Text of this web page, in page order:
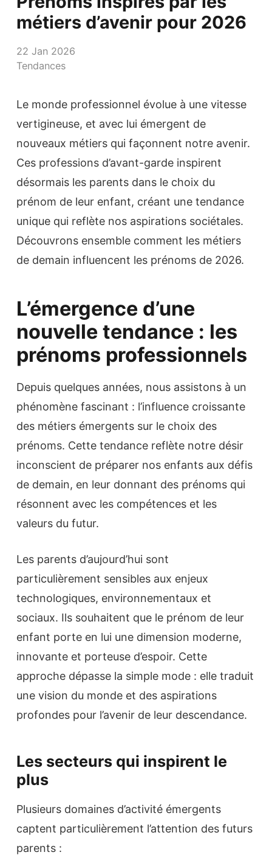
métiers d’avenir pour 2026
22 Jan 2026
Tendances
Le monde professionnel évolue à une vitesse
vertigineuse, et avec lui émergent de
nouveaux métiers qui façonnent notre avenir.
Ces professions d’avant-garde inspirent
désormais les parents dans le choix du
prénom de leur enfant, créant une tendance
unique qui reflète nos aspirations sociétales.
Découvrons ensemble comment les métiers
de demain influencent les prénoms de 2026.
L’émergence d’une
nouvelle tendance : les
prénoms professionnels
Depuis quelques années, nous assistons à un
phénomène fascinant : l’influence croissante
des métiers émergents sur le choix des
prénoms. Cette tendance reflète notre désir
inconscient de préparer nos enfants aux défis
de demain, en leur donnant des prénoms qui
résonnent avec les compétences et les
valeurs du futur.
Les parents d’aujourd’hui sont
particulièrement sensibles aux enjeux
technologiques, environnementaux et
sociaux. Ils souhaitent que le prénom de leur
enfant porte en lui une dimension moderne,
innovante et porteuse d’espoir. Cette
approche dépasse la simple mode : elle traduit
une vision du monde et des aspirations
profondes pour l’avenir de leur descendance.
Les secteurs qui inspirent le
plus
Plusieurs domaines d’activité émergents
captent particulièrement l’attention des futurs
parents :